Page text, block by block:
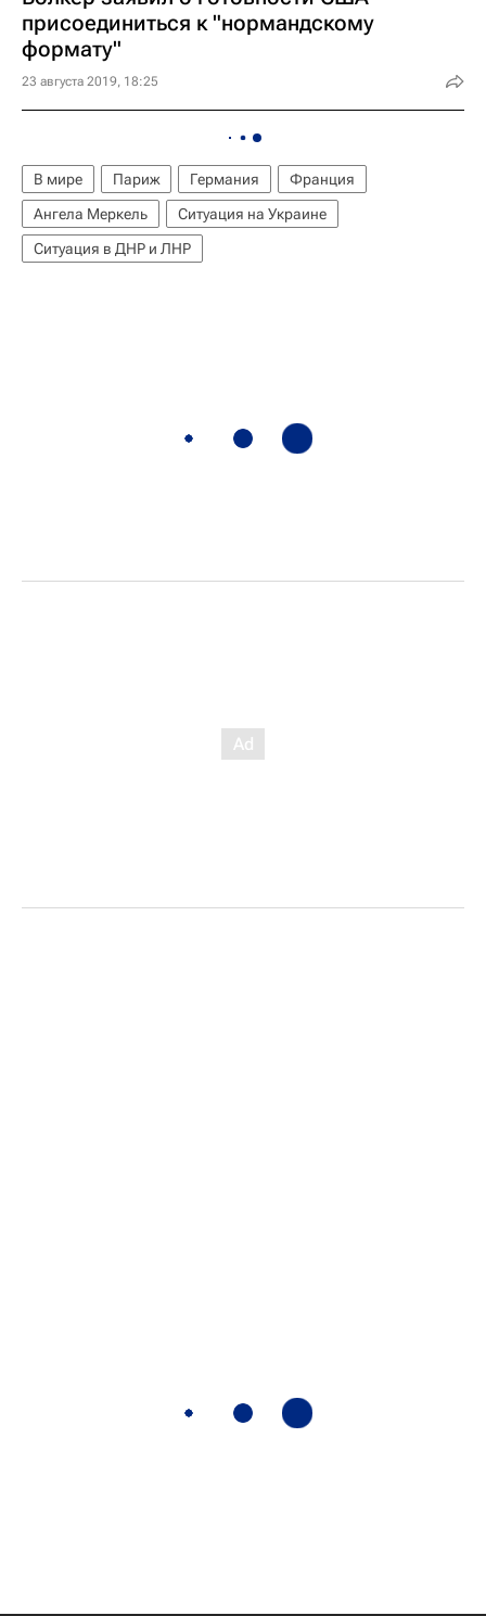
присоединиться к "нормандскому
формату"
23 августа 2019, 18:25
В мире Париж Германия
Франция
Ангела Меркель
Ситуация на Украине
Ситуация в ДНР и ЛНР